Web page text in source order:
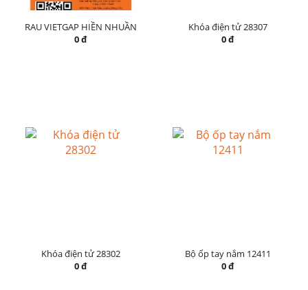
RAU VIETGAP HIỀN NHUẦN
0 đ
Khóa điện tử 28307
0 đ
Khóa điện tử 28302
0 đ
Bộ ốp tay nắm 12411
0 đ